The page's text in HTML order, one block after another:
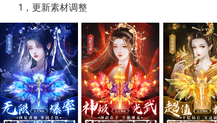
1，更新素材调整